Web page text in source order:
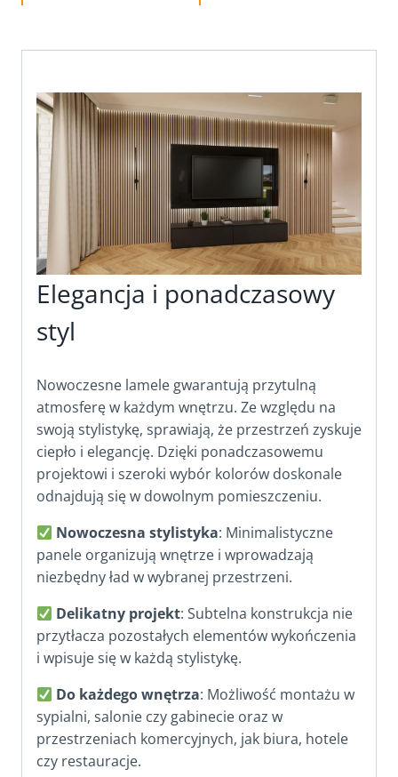
Elegancja i ponadczasowy
styl
Nowoczesne lamele gwarantują przytulną
atmosferę w każdym wnętrzu. Ze względu na
swoją stylistykę, sprawiają, że przestrzeń zyskuje
ciepło i elegancję. Dzięki ponadczasowemu
projektowi i szeroki wybór kolorów doskonale
odnajdują się w dowolnym pomieszczeniu.
Nowoczesna stylistyka: Minimalistyczne
panele organizują wnętrze i wprowadzają
niezbędny ład w wybranej przestrzeni.
Delikatny projekt: Subtelna konstrukcja nie
przytłacza pozostałych elementów wykończenia
i wpisuje się w każdą stylistykę.
Do każdego wnętrza: Możliwość montażu w
sypialni, salonie czy gabinecie oraz w
przestrzeniach komercyjnych, jak biura, hotele
czy restauracje.